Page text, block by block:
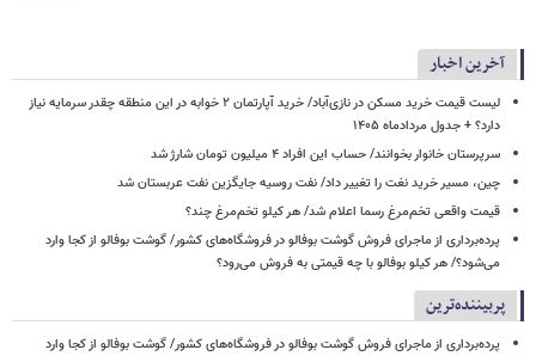
آخرین اخبار
لیست قیمت خرید مسکن در نازی‌آباد/ خرید آپارتمان ۲ خوابه در این منطقه چقدر سرمایه نیاز
دارد؟ + جدول مردادماه ۱۴۰۵
سرپرستان خانوار بخوانند/ حساب این افراد ۴ میلیون تومان شارژ شد
چین، مسیر خرید نغت را تغییر داد/ نفت روسیه جایگزین نفت عربستان شد
قیمت واقعی تخم‌مرغ رسما اعلام شد/ هر کیلو تخم‌مرغ چند؟
پرده‌برداری از ماجرای فروش گوشت بوفالو در فروشگاه‌های کشور/ گوشت بوفالو از کجا وارد
می‌شود؟/ هر کیلو بوفالو با چه قیمتی به فروش می‌رود؟
پربیننده‌ترین
پرده‌برداری از ماجرای فروش گوشت بوفالو در فروشگاه‌های کشور/ گوشت بوفالو از کجا وارد